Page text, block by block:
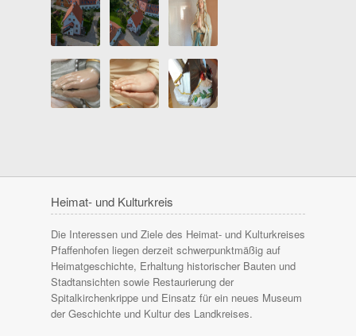
Heimat- und Kulturkreis
Die Interessen und Ziele des Heimat- und Kulturkreises
Pfaffenhofen liegen derzeit schwerpunktmäßig auf
Heimatgeschichte, Erhaltung historischer Bauten und
Stadtansichten sowie Restaurierung der
Spitalkirchenkrippe und Einsatz für ein neues Museum
der Geschichte und Kultur des Landkreises.